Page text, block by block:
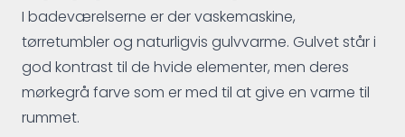
I badeværelserne er der vaskemaskine,
tørretumbler og naturligvis gulvvarme. Gulvet står i
god kontrast til de hvide elementer, men deres
mørkegrå farve som er med til at give en varme til
rummet.